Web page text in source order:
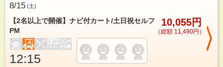
8/15 (土)
【2名以上で開催】ナビ付カート/土日祝セルフ
PM
10,055円
（総額 11,490円）
12:15